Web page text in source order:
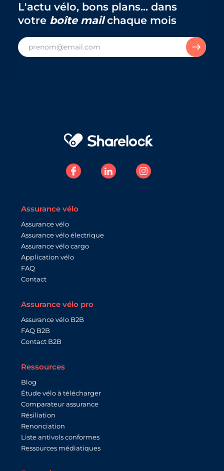
L'actu vélo, bons plans... dans
votre boîte mailchaque mois
Assurance vélo
Assurance vélo
Assurance vélo électrique
Assurance vélo cargo
Application vélo
FAQ
Contact
Assurance vélo pro
Assurance vélo B2B
FAQ B2B
Contact B2B
Ressources
Blog
Étude vélo à télécharger
Comparateur assurance
Résiliation
Renonciation
Liste antivols conformes
Ressources médiatiques